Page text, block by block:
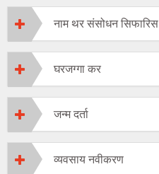
नाम थर संसोधन सिफारिस
घरजग्गा कर
जन्म दर्ता
व्यवसाय नवीकरण